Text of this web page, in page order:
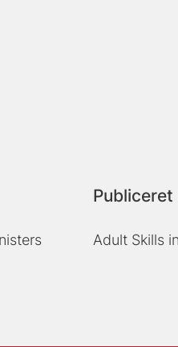
Publiceret
Adult Skills